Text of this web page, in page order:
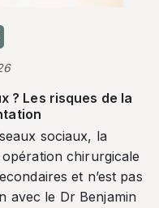
? Les risques de la
sociaux, la
chirurgicale
et n’est pas
avec le Dr Benjamin